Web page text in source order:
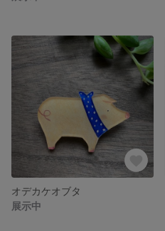
オデカケオブタ
展示中